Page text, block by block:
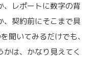
、レポートに数字の背
、契約前にそこまで具
聞いてみるだけでも、
は、かなり見えてく